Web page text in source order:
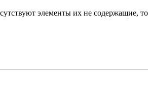
элементы их не содержащие,